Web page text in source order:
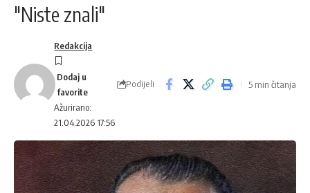
"Niste znali"
Ažurirano:
21.04.2026 17:56
Redakcija
Podijeli 5 min čitanja